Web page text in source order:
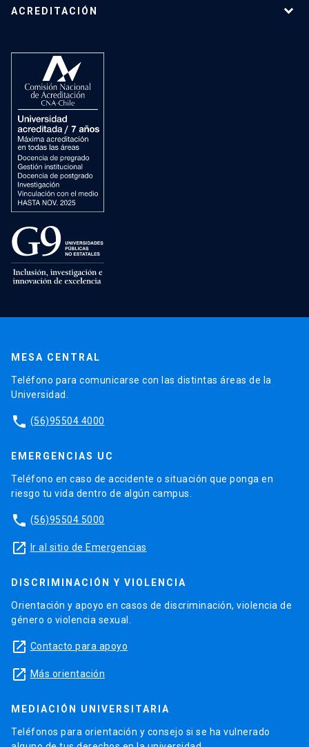
ACREDITACIÓN
MESA CENTRAL
Teléfono para comunicarse con las distintas áreas de la
Universidad.
phone (56)95504 4000
EMERGENCIAS UC
Teléfono en caso de accidente o situación que ponga en
riesgo tu vida dentro de algún campus.
phone (56)95504 5000
launch Ir al sitio de Emergencias
DISCRIMINACIÓN Y VIOLENCIA
Orientación y apoyo en casos de discriminación, violencia de
género o violencia sexual.
launch Contacto para apoyo
launch Más orientación
MEDIACIÓN UNIVERSITARIA
Teléfonos para orientación y consejo si se ha vulnerado